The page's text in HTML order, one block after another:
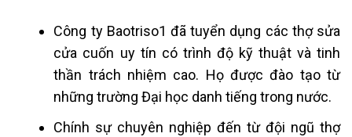
Công ty Baotriso1 đã tuyển dụng các thợ sửa
cửa cuốn uy tín có trình độ kỹ thuật và tinh
thần trách nhiệm cao. Họ được đào tạo từ
những trường Đại học danh tiếng trong nước.
Chính sự chuyên nghiệp đến từ đội ngũ thợ